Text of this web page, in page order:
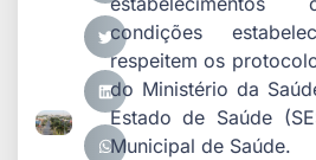
condições
respeitem os
do Ministério da
Estado de Saúde
Municipal de Saúde.